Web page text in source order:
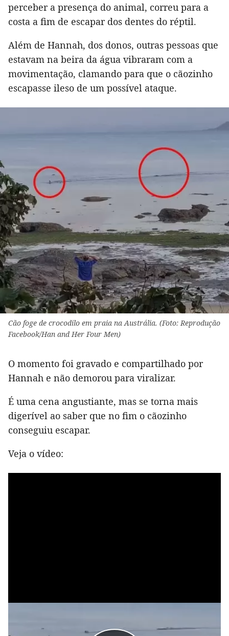
perceber a presença do animal, correu para a
costa a fim de escapar dos dentes do réptil.
Além de Hannah, dos donos, outras pessoas que
estavam na beira da água vibraram com a
movimentação, clamando para que o cãozinho
escapasse ileso de um possível ataque.
Cão foge de crocodilo em praia na Austrália. (Foto: Reprodução
Facebook/Han and Her Four Men)
O momento foi gravado e compartilhado por
Hannah e não demorou para viralizar.
É uma cena angustiante, mas se torna mais
digerível ao saber que no fim o cãozinho
conseguiu escapar.
Veja o vídeo: